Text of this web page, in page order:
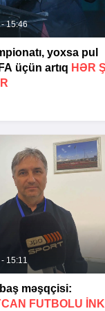
15:46
yoxsa pul
üçün artıq HƏR
15:11
məşqçisi:
FUTBOLU